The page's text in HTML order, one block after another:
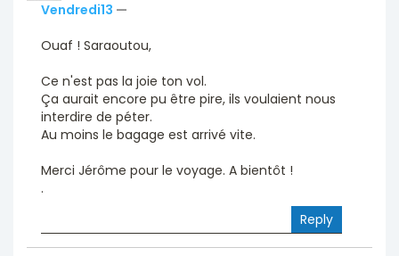
Vendredi13 —
Ouaf ! Saraoutou,
Ce n'est pas la joie ton vol.
Ça aurait encore pu être pire, ils voulaient nous
interdire de péter.
Au moins le bagage est arrivé vite.
Merci Jérôme pour le voyage. A bientôt !
.
Reply